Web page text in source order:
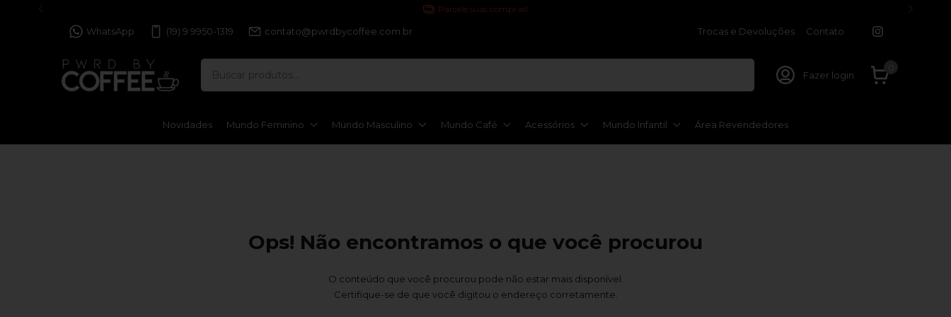
Parcele suas compras!
WhatsApp (19) 9 9950-1319 contato@pwrdbycoffee.com.br Trocas e Devoluções Contato
Fazer login
Novidades Mundo Feminino Mundo Masculino Mundo Café Acessórios Mundo Infantil Área Revendedores
Ops! Não encontramos o que você procurou
O conteúdo que você procurou pode não estar mais disponível.
Certifique-se de que você digitou o endereço corretamente.